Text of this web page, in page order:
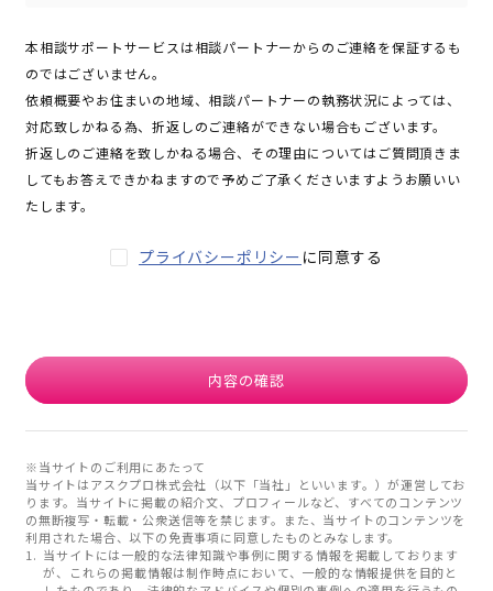
本相談サポートサービスは相談パートナーからのご連絡を保証するも
のではございません。
依頼概要やお住まいの地域、相談パートナーの執務状況によっては、
対応致しかねる為、折返しのご連絡ができない場合もございます。
折返しのご連絡を致しかねる場合、その理由についてはご質問頂きま
してもお答えできかねますので予めご了承くださいますようお願いい
たします。
プライバシーポリシー に同意する
内容の確認
※当サイトのご利用にあたって
当サイトはアスクプロ株式会社（以下「当社」といいます。）が運営してお
ります。当サイトに掲載の紹介文、プロフィールなど、すべてのコンテンツ
の無断複写・転載・公衆送信等を禁じます。また、当サイトのコンテンツを
利用された場合、以下の免責事項に同意したものとみなします。
当サイトには一般的な法律知識や事例に関する情報を掲載しております
が、これらの掲載情報は制作時点において、一般的な情報提供を目的と